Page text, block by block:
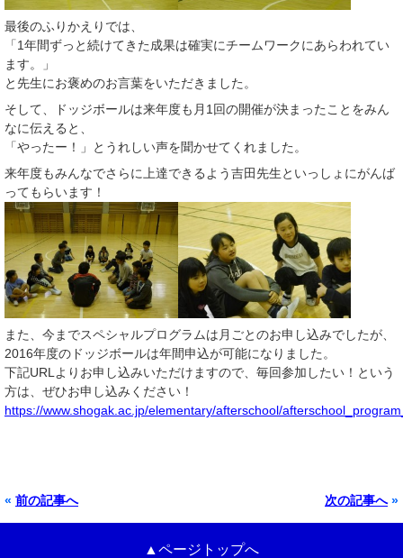
最後のふりかえりでは、
「1年間ずっと続けてきた成果は確実にチームワークにあらわれてい
ます。」
と先生にお褒めのお言葉をいただきました。
そして、ドッジボールは来年度も月1回の開催が決まったことをみん
なに伝えると、
「やったー！」とうれしい声を聞かせてくれました。
来年度もみんなでさらに上達できるよう吉田先生といっしょにがんば
ってもらいます！
また、今までスペシャルプログラムは月ごとのお申し込みでしたが、
2016年度のドッジボールは年間申込が可能になりました。
下記URLよりお申し込みいただけますので、毎回参加したい！という
方は、ぜひお申し込みください！
https://www.shogak.ac.jp/elementary/afterschool/
« 前の記事へ 次の記事へ»
▲ページトップへ